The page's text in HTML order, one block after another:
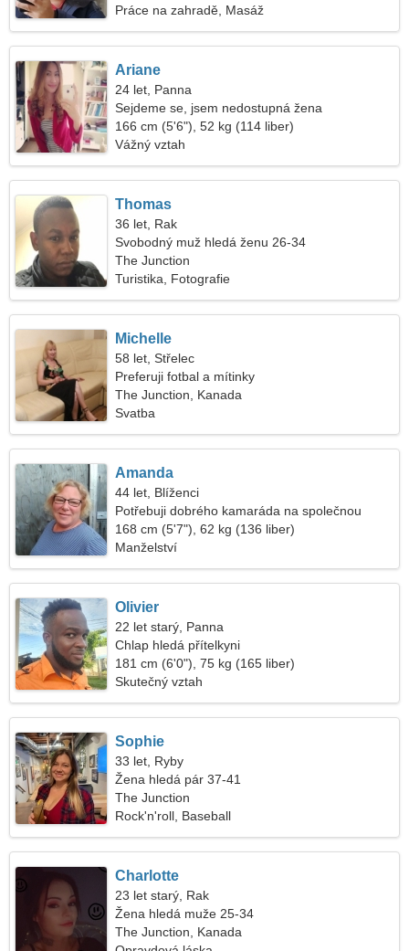
Práce na zahradě, Masáž
Ariane
24 let, Panna
Sejdeme se, jsem nedostupná žena
166 cm (5'6"), 52 kg (114 liber)
Vážný vztah
Thomas
36 let, Rak
Svobodný muž hledá ženu 26-34
The Junction
Turistika, Fotografie
Michelle
58 let, Střelec
Preferuji fotbal a mítinky
The Junction, Kanada
Svatba
Amanda
44 let, Blíženci
Potřebuji dobrého kamaráda na společnou
procházku
168 cm (5'7"), 62 kg (136 liber)
Manželství
Olivier
22 let starý, Panna
Chlap hledá přítelkyni
181 cm (6'0"), 75 kg (165 liber)
Skutečný vztah
Sophie
33 let, Ryby
Žena hledá pár 37-41
The Junction
Rock'n'roll, Baseball
Charlotte
23 let starý, Rak
Žena hledá muže 25-34
The Junction, Kanada